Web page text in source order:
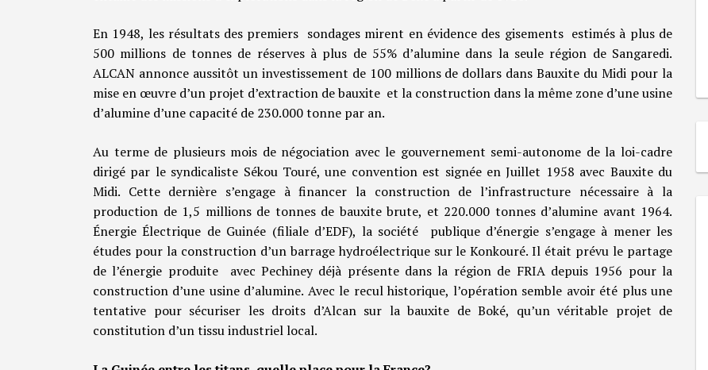
En 1948, les résultats des premiers sondages mirent en évidence des gisements estimés à plus de
500 millions de tonnes de réserves à plus de 55% d’alumine dans la seule région de Sangaredi.
ALCAN annonce aussitôt un investissement de 100 millions de dollars dans Bauxite du Midi pour la
mise en œuvre d’un projet d’extraction de bauxite et la construction dans la même zone d’une usine
d’alumine d’une capacité de 230.000 tonne par an.
Au terme de plusieurs mois de négociation avec le gouvernement semi-autonome de la loi-cadre
dirigé par le syndicaliste Sékou Touré, une convention est signée en Juillet 1958 avec Bauxite du
Midi. Cette dernière s’engage à financer la construction de l’infrastructure nécessaire à la
production de 1,5 millions de tonnes de bauxite brute, et 220.000 tonnes d’alumine avant 1964.
Énergie Électrique de Guinée (filiale d’EDF), la société publique d’énergie s’engage à mener les
études pour la construction d’un barrage hydroélectrique sur le Konkouré. Il était prévu le partage
de l’énergie produite avec Pechiney déjà présente dans la région de FRIA depuis 1956 pour la
construction d’une usine d’alumine. Avec le recul historique, l’opération semble avoir été plus une
tentative pour sécuriser les droits d’Alcan sur la bauxite de Boké, qu’un véritable projet de
constitution d’un tissu industriel local.